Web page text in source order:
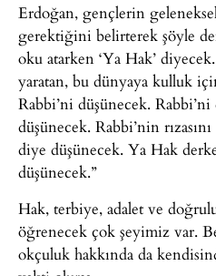
Erdoğan, gençlerin
gerektiğini belirterek şöyle
oku atarken ‘Ya Hak’
yaratan, bu dünyaya kulluk
Rabbi’ni düşünecek.
düşünecek. Rabbi’nin
diye düşünecek. Ya Hak
düşünecek.”
Hak, terbiye, adalet ve
öğrenecek çok şeyimiz var.
okçuluk hakkında da